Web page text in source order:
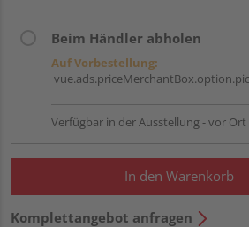
Beim Händler abholen
Auf Vorbestellung:
Verfügbar in der Ausstellung - vor Ort
In den Warenkorb
Komplettangebot anfragen